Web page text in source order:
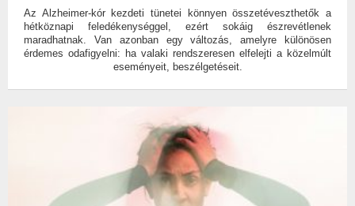
Az Alzheimer-kór kezdeti tünetei könnyen összetéveszthetők a
hétköznapi feledékenységgel, ezért sokáig észrevétlenek
maradhatnak. Van azonban egy változás, amelyre különösen
érdemes odafigyelni: ha valaki rendszeresen elfelejti a közelmúlt
eseményeit, beszélgetéseit.